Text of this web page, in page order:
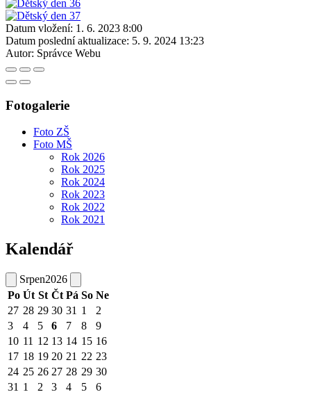
Datum vložení: 1. 6. 2023 8:00
Datum poslední aktualizace: 5. 9. 2024 13:23
Autor: Správce Webu
Fotogalerie
Foto ZŠ
Foto MŠ
Rok 2026
Rok 2025
Rok 2024
Rok 2023
Rok 2022
Rok 2021
Kalendář
Srpen2026
Po Út St Čt Pá So Ne
27 28 29 30 31 1
2
3
4 5 6 7 8
9
10 11 12 13 14 15 16
17 18 19 20 21 22 23
24 25 26 27 28 29 30
31 1 2 3 4 5 6